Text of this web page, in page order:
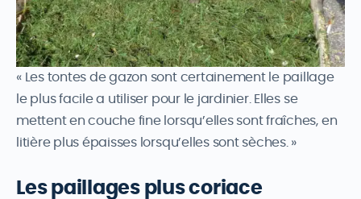
« Les tontes de gazon sont certainement le paillage
le plus facile a utiliser pour le jardinier. Elles se
mettent en couche fine lorsqu’elles sont fraîches, en
litière plus épaisses lorsqu’elles sont sèches. »
Les paillages plus coriace